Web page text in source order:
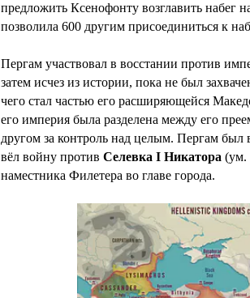
предложить Ксенофонту возглавить набег
позволила 600 другим присоединиться к
Пергам участвовал в восстании против
затем исчез из истории, пока не был
чего стал частью его расширяющейся
его империя была разделена между его
другом за контроль над целым. Пергам
вёл войну против Селевка I Никатора (ум.
наместника Филетера во главе города.